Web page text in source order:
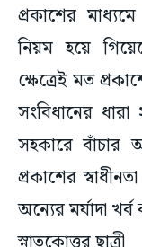
প্রকাশের
নিয়ম হয়ে
ক্ষেত্রেই মত
সংবিধানের
সহকারে
প্রকাশের
অন্যের মর্যাদা